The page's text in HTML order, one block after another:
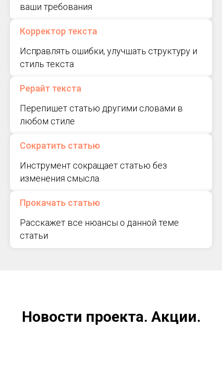
ваши требования
Корректор текста
Исправлять ошибки, улучшать структуру и
стиль текста
Рерайт текста
Перепишет статью другими словами в
любом стиле
Сократить статью
Инструмент сокращает статью без
изменения смысла.
Прокачать статью
Расскажет все нюансы о данной теме
статьи
Новости проекта. Акции.